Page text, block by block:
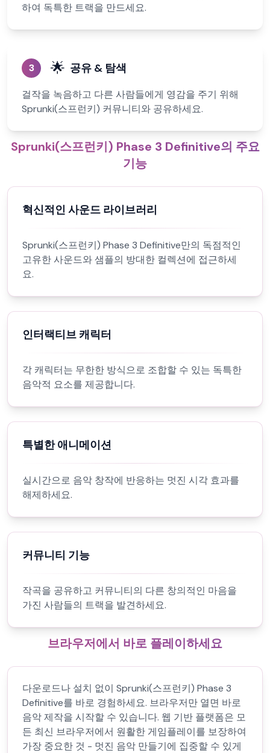
하여 독특한 트랙을 만드세요.
3 🌟 공유 & 탐색
걸작을 녹음하고 다른 사람들에게 영감을 주기 위해
Sprunki(스프런키) 커뮤니티와 공유하세요.
Sprunki(스프런키) Phase 3 Definitive의 주요
기능
혁신적인 사운드 라이브러리
Sprunki(스프런키) Phase 3 Definitive만의 독점적인
고유한 사운드와 샘플의 방대한 컬렉션에 접근하세
요.
인터랙티브 캐릭터
각 캐릭터는 무한한 방식으로 조합할 수 있는 독특한
음악적 요소를 제공합니다.
특별한 애니메이션
실시간으로 음악 창작에 반응하는 멋진 시각 효과를
해제하세요.
커뮤니티 기능
작곡을 공유하고 커뮤니티의 다른 창의적인 마음을
가진 사람들의 트랙을 발견하세요.
브라우저에서 바로 플레이하세요
다운로드나 설치 없이 Sprunki(스프런키) Phase 3
Definitive를 바로 경험하세요. 브라우저만 열면 바로
음악 제작을 시작할 수 있습니다. 웹 기반 플랫폼은 모
든 최신 브라우저에서 원활한 게임플레이를 보장하여
가장 중요한 것 - 멋진 음악 만들기에 집중할 수 있게